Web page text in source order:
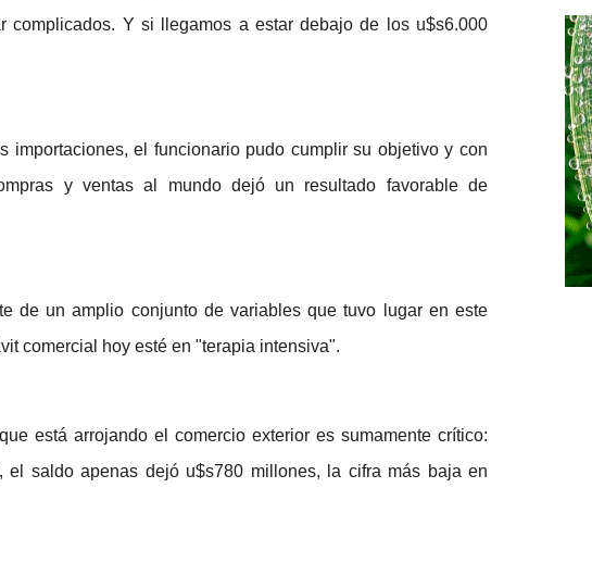
complicados. Y si llegamos a estar debajo de los u$s6.000
importaciones, el funcionario pudo cumplir su objetivo y con
y ventas al mundo dejó un resultado favorable de
de un amplio conjunto de variables que tuvo lugar en este
comercial hoy esté en "terapia intensiva".
está arrojando el comercio exterior es sumamente crítico:
el saldo apenas dejó u$s780 millones, la cifra más baja en